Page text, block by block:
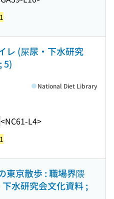
レ (屎尿・下水研究
5)
<NC61-L4>
National Diet Library
東京散歩 : 職場界隈
水研究会文化資料 ;